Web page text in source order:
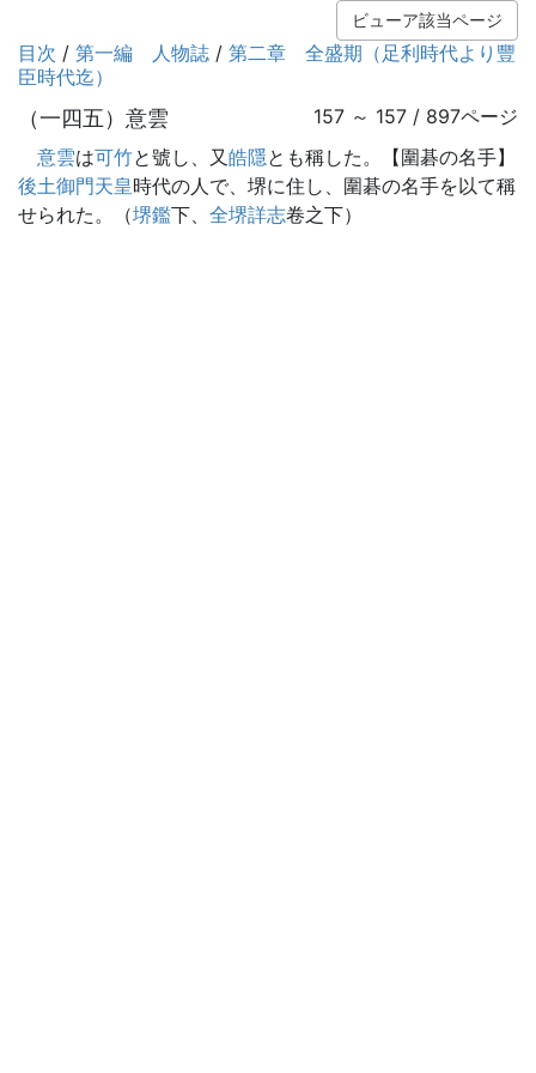
ビューア該当ページ
目次 / 第一編 人物誌 / 第二章 全盛期（足利時代より豐
臣時代迄）
（一四五）意雲
157 ～ 157 / 897ページ
意雲は可竹と號し、又皓隱とも稱した。【圍碁の名手】
後土御門天皇時代の人で、堺に住し、圍碁の名手を以て稱
せられた。（堺鑑下、 全堺詳志卷之下）